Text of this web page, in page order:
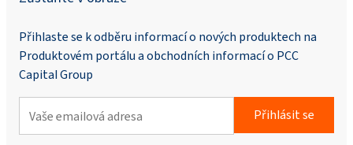
Přihlaste se k odběru informací o nových produktech na
Produktovém portálu a obchodních informací o PCC
Capital Group
Přihlásit se